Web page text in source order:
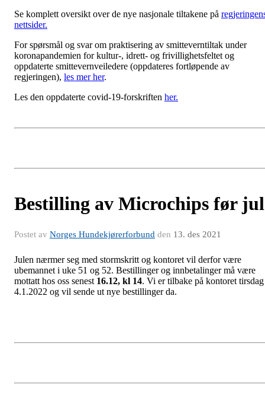
Se komplett oversikt over de nye nasjonale tiltakene på
nettsider.
For spørsmål og svar om praktisering av smitteverntiltak under
koronapandemien for kultur-, idrett- og frivillighetsfeltet og
oppdaterte smittevernveiledere (oppdateres fortløpende av
regjeringen), les mer her.
Les den oppdaterte covid-19-forskriften her.
Bestilling av Microchips før jul
Postet av Norges Hundekjørerforbund den 13. des 2021
Julen nærmer seg med stormskritt og kontoret vil derfor være
ubemannet i uke 51 og 52. Bestillinger og innbetalinger må være
mottatt hos oss senest 16.12, kl 14. Vi er tilbake på kontoret tirsdag
4.1.2022 og vil sende ut nye bestillinger da.